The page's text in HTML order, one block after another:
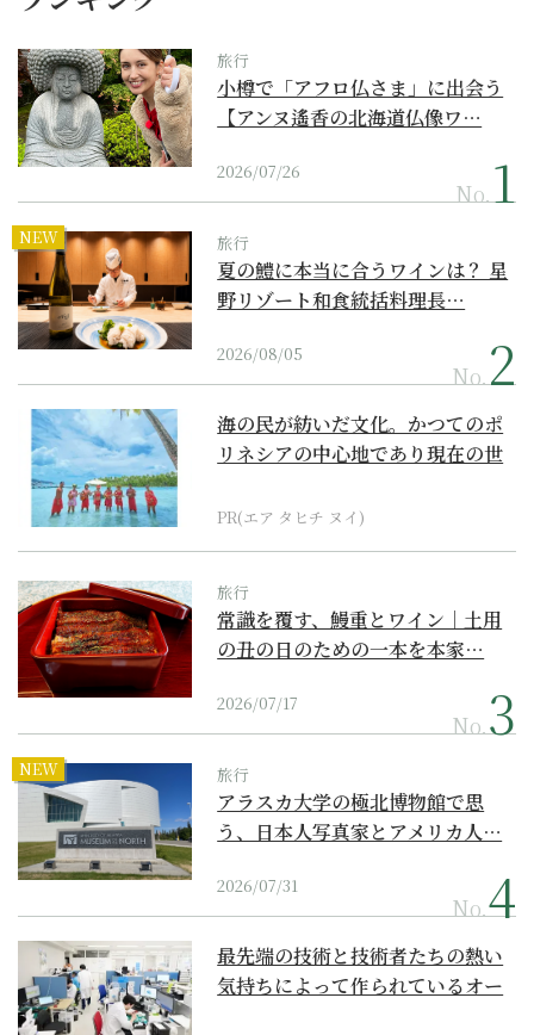
旅行
小樽で「アフロ仏さま」に出会う
【アンヌ遙香の北海道仏像ワ…
2026/07/26
No.
NEW 旅行
夏の鱧に本当に合うワインは？ 星
野リゾート和食統括料理長…
2026/08/05
No.
海の民が紡いだ文化。かつてのポ
リネシアの中心地であり現在の世
PR(エア タヒチ ヌイ)
旅行
常識を覆す、鰻重とワイン｜土用
の丑の日のための一本を本家…
2026/07/17
No.
NEW 旅行
アラスカ大学の極北博物館で思
う、日本人写真家とアメリカ人…
2026/07/31
No.
最先端の技術と技術者たちの熱い
気持ちによって作られているオー